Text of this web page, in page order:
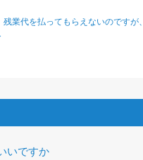
残業代を払ってもらえないのですが、
いですか